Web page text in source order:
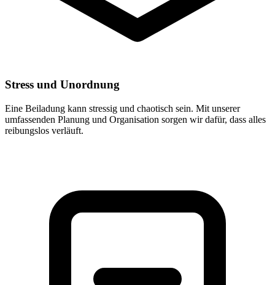
Stress und Unordnung
Eine Beiladung kann stressig und chaotisch sein. Mit unserer
umfassenden Planung und Organisation sorgen wir dafür, dass alles
reibungslos verläuft.